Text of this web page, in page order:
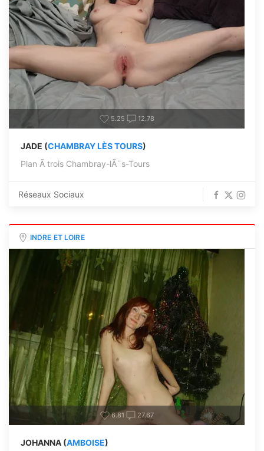
5.25 12.78
JADE (CHAMBRAY LÈS TOURS)
Plan Ã trois Chambray-lÃ¨s-Tours
Réseaux Sociaux
INDRE ET LOIRE
6.81 27.67
JOHANNA (AMBOISE)